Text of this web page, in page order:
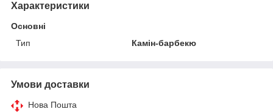
Характеристики
Основні
Тип
Камін-барбекю
Умови доставки
Нова Пошта